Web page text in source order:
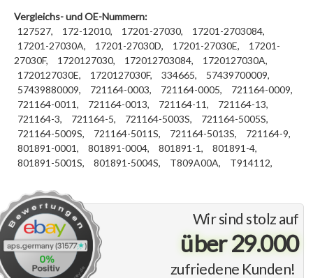
Wir sind stolz auf
über 29.000
zufriedene Kunden!
Vergleichs- und OE-Nummern:
127527,
172-12010, 17201-27030,
17201-2703084,
17201-27030A,
17201-27030D, 17201-27030E,
17201-
27030F,
1720127030, 172012703084,
1720127030A,
1720127030E,
1720127030F, 334665,
57439700009,
57439880009,
721164-0003, 721164-0005,
721164-0009,
721164-0011,
721164-0013, 721164-11,
721164-13,
721164-3,
721164-5, 721164-5003S,
721164-5005S,
721164-5009S,
721164-5011S, 721164-5013S,
721164-9,
801891-0001,
801891-0004, 801891-1,
801891-4,
801891-5001S,
801891-5004S, T809A00A, T914112,